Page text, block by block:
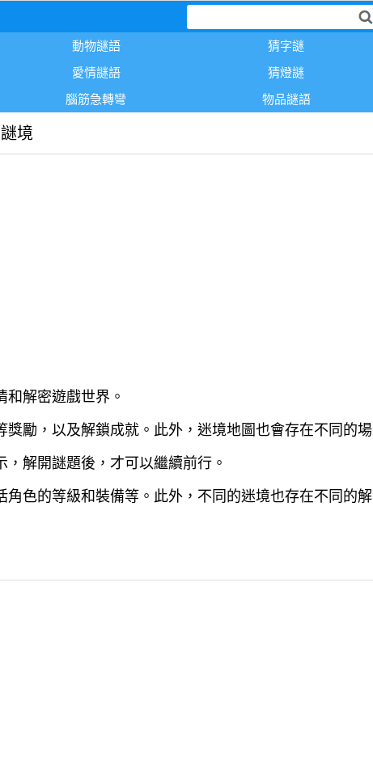
動物謎語
猜字謎
愛情謎語
猜燈謎
腦筋急轉彎 物品謎語
境
和解密遊戲世界。
勵，以及解鎖成就。此外，迷境地圖也會存在不同的場
解開謎題後，才可以繼續前行。
色的等級和裝備等。此外，不同的迷境也存在不同的解